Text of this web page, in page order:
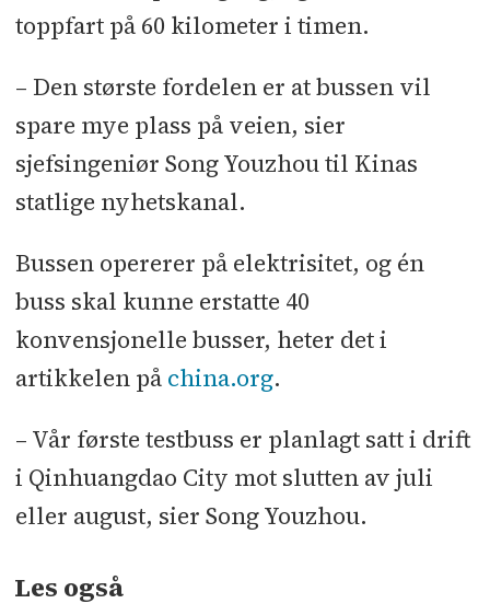
toppfart på 60 kilometer i timen.
– Den største fordelen er at bussen vil
spare mye plass på veien, sier
sjefsingeniør Song Youzhou til Kinas
statlige nyhetskanal.
Bussen opererer på elektrisitet, og én
buss skal kunne erstatte 40
konvensjonelle busser, heter det i
artikkelen på china.org.
– Vår første testbuss er planlagt satt i drift
i Qinhuangdao City mot slutten av juli
eller august, sier Song Youzhou.
Les også